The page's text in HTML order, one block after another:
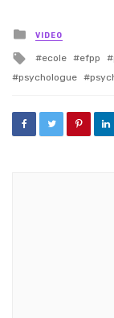
Posted in
VIDEO
Tagged with
ecole efpp
psychologue